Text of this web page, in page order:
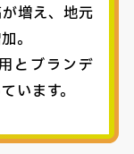
増え、地元
。
とブランデ
います。